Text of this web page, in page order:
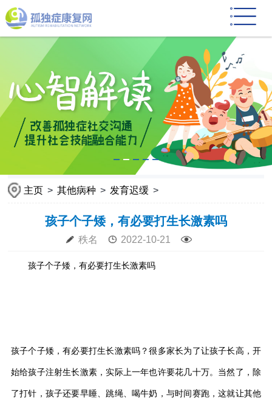
主页 > 其他病种 > 发育迟缓 >
孩子个子矮，有必要打生长激素吗
秩名 2022-10-21
孩子个子矮，有必要打生长激素吗
孩子个子矮，有必要打生长激素吗？很多家长为了让孩子长高，开
始给孩子注射生长激素，实际上一年也许要花几十万。当然了，除
了打针，孩子还要早睡、跳绳、喝牛奶，与时间赛跑，这就让其他